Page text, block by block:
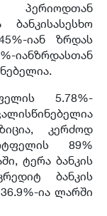
იან ზრდას
იანზრდასთან
5.78%-
კერძოდ
89%
ტერა ბანკის
ბანკის
ია ლარში